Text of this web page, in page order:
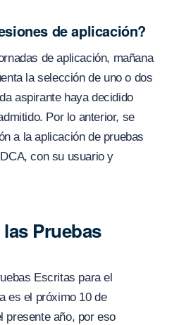
de aplicación?
de aplicación, mañana
la selección de uno o dos
aspirante haya decidido
Por lo anterior, se
a la aplicación de pruebas
con su usuario y
Pruebas
Escritas para el
es el próximo 10 de
presente año, por eso